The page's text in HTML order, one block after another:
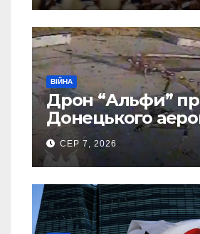
ВІЙНА
Дрон “Альфи”
Донецького
спалив “Шахед”
запуску
СЕР 7, 2026